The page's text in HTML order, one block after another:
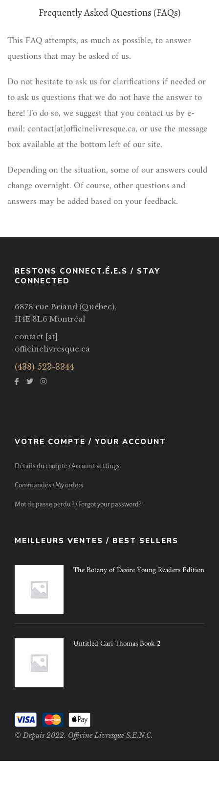
Frequently Asked Questions (FAQs)
This FAQ attempts, as much as possible, to answer
questions that may be asked of us.
Do not hesitate to ask us for clarifications if needed or
to ask us questions that we do not have the answer to
here! To do so, we suggest that you contact us by e-
mail: contact[at]officinelivresque.ca, or use the message
box available at the bottom left of our site.
Depending on the situation, some of our answers could
change overnight. Of course, other questions and
answers may be added based on your feedback.
RESTONS CONNECT.É.E.S / STAY
CONNECTED
6878 rue Briand (Québec),
H4E 3L6 Montréal
contact [at]
officinelivresque.ca
(438) 523-3344
VOTRE COMPTE / YOUR ACCOUNT
Détails du compte / Account settings
Commandes / My orders
Mot de passe perdu ? / Forgot your password?
MEILLEURS VENTES / BEST SELLERS
The Botany of Desire Young Readers Edition
Untitled Cari Thomas Book 2
© Depuis 2022. Officine Livresque S.E.N.C.